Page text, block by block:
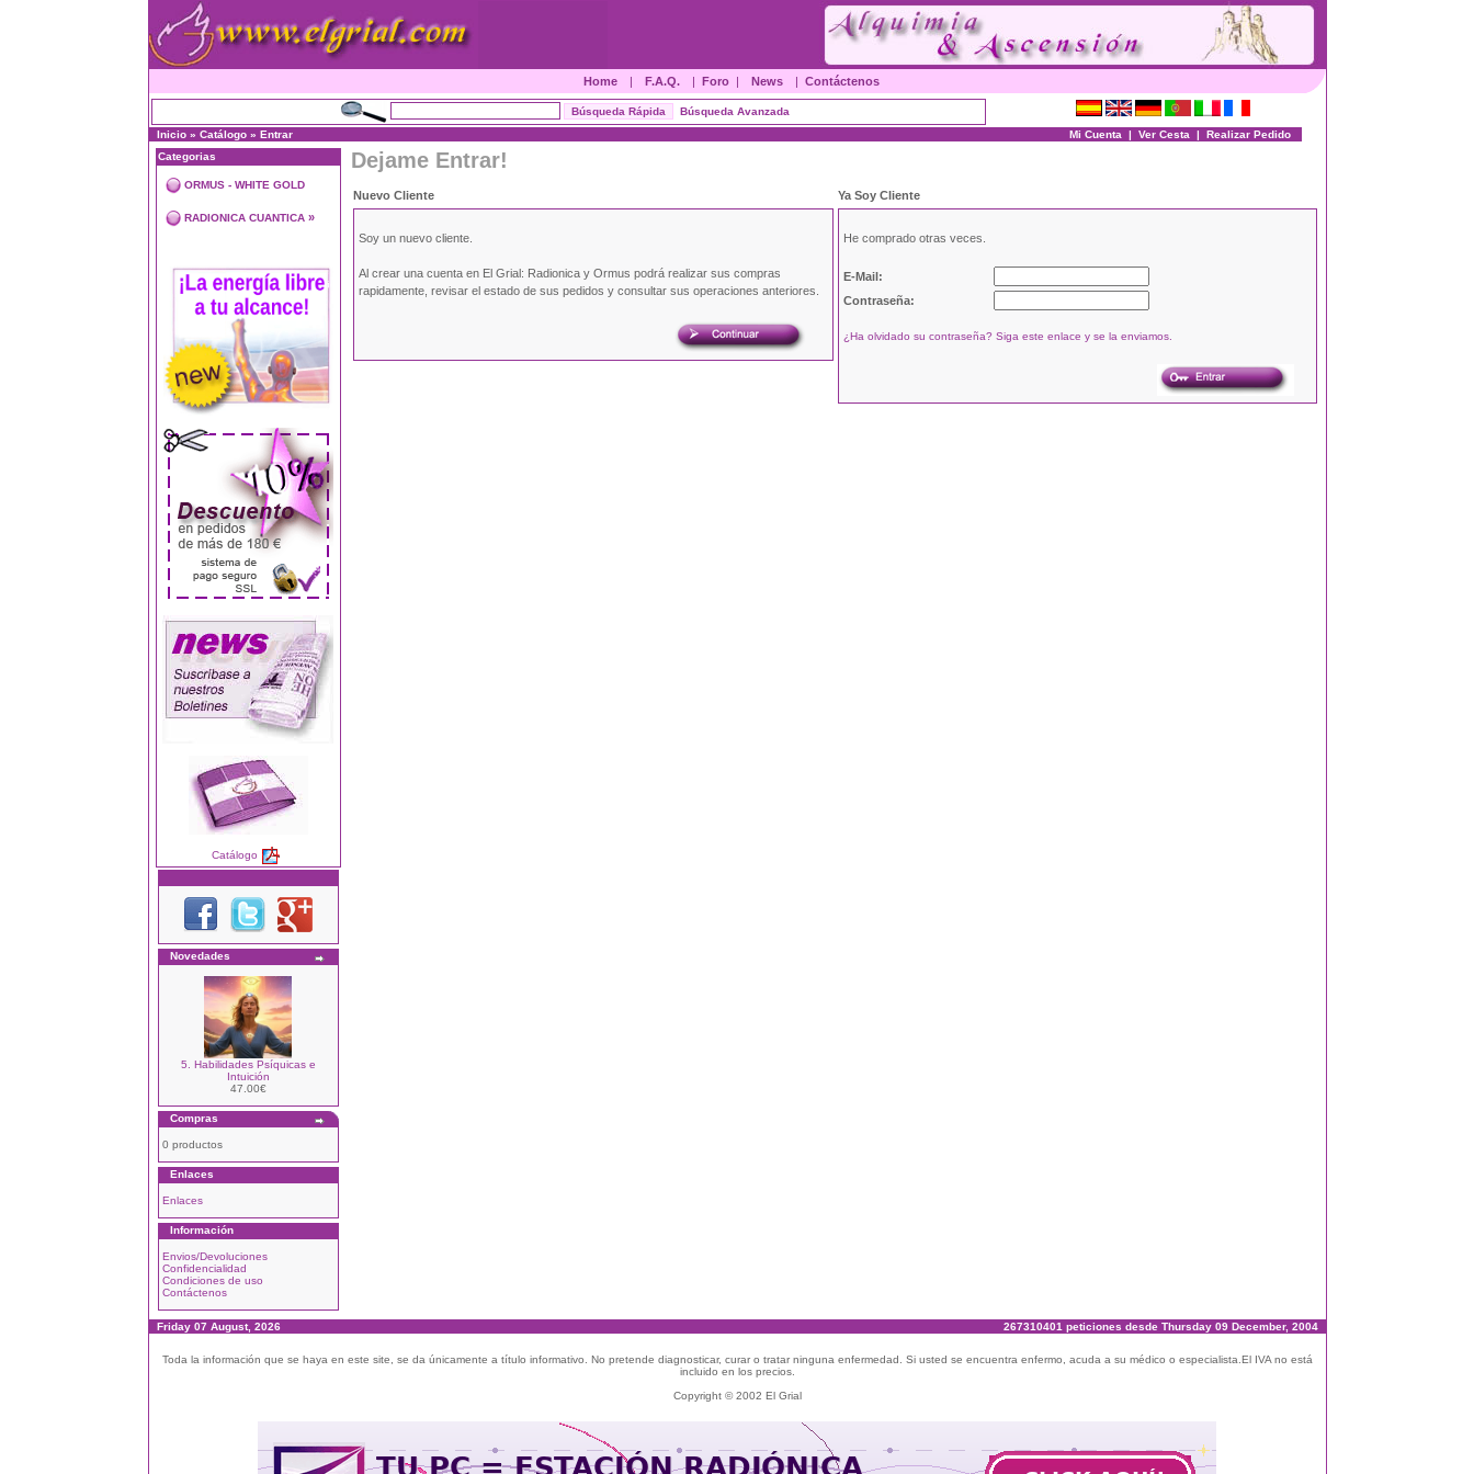
Home | F.A.Q. | Foro| News | Contáctenos
Búsqueda Avanzada
Inicio» Catálogo» Entrar Mi Cuenta | Ver Cesta | Realizar Pedido
Categorias
ORMUS - WHITE GOLD
RADIONICA CUANTICA»
Catálogo
Novedades
5. Habilidades Psíquicas e
Intuición
47.00€
Compras
0 productos
Enlaces
Enlaces
Información
Envios/Devoluciones
Confidencialidad
Condiciones de uso
Contáctenos
Dejame Entrar!
Nuevo Cliente Ya Soy Cliente
Soy un nuevo cliente.
Al crear una cuenta en El Grial: Radionica y Ormus podrá realizar sus compras
rapidamente, revisar el estado de sus pedidos y consultar sus operaciones anteriores.
He comprado otras veces.
E-Mail:
Contraseña:
¿Ha olvidado su contraseña? Siga este enlace y se la enviamos.
Friday 07 August, 2026 267310401 peticiones desde Thursday 09 December, 2004
Toda la información que se haya en este site, se da únicamente a título informativo. No pretende diagnosticar, curar o tratar ninguna enfermedad. Si usted se encuentra enfermo, acuda a su médico o especialista.El IVA no está
incluido en los precios.
Copyright © 2002 El Grial